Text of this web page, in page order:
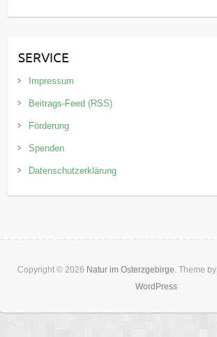
SERVICE
Impressum
Beitrags-Feed (RSS)
Förderung
Spenden
Datenschutzerklärung
Copyright © 2026 Natur im Osterzgebirge . Theme by
WordPress